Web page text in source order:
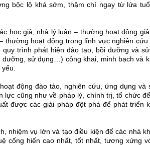
bộc lộ khá sớm, thậm chí ngay từ lứa
học giả, nhà lý luận – thường hoạt động
thường hoạt động trong lĩnh vực nghiên cứu
trình phát hiện đào tạo, bồi dưỡng và
sử dụng…) công khai, minh bạch và
động đào tào, nghiên cứu, ứng dụng và
lực cũng như về pháp lý, chính trị, tổ chức
được các giải pháp đột phá để phát triển
nhiệm vụ lớn và tạo điều kiện để các nhà
cống hiến cao nhất, tốt nhất, tương xứng